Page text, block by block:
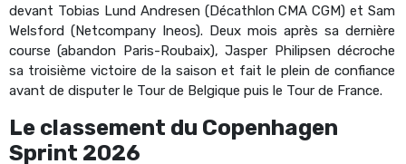
devant Tobias Lund Andresen (Décathlon CMA CGM) et Sam
Welsford (Netcompany Ineos). Deux mois après sa dernière
course (abandon Paris-Roubaix), Jasper Philipsen décroche
sa troisième victoire de la saison et fait le plein de confiance
avant de disputer le Tour de Belgique puis le Tour de France.
Le classement du Copenhagen
Sprint 2026